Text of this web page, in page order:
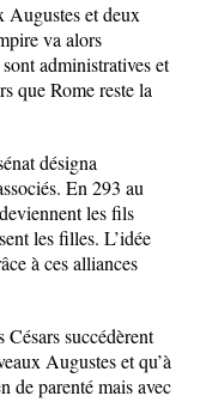
Augustes et deux
va alors
administratives et
que Rome reste la
désigna
En 293 au
les fils
les filles. L’idée
à ces alliances
succédèrent
Augustes et qu’à
de parenté mais avec